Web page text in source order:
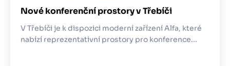
Nové konferenční prostory v Třebíči
V Třebíči je k dispozici moderní zařízení Alfa, které
nabízí reprezentativní prostory pro konference...